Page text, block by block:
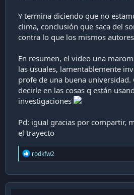
Y termina diciendo que no
clima, conclusión que saca del
contra lo que los mismos
En resumen, el video una
las usuales, lamentablemente
profe de una buena universidad.
decirle en las cosas q están
investigaciones
Pd: igual gracias por compartir,
el trayecto
R
e
c
t
rodkfw2